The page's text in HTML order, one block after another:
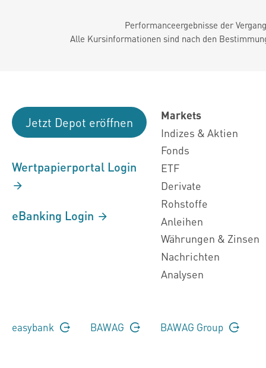
Performanceergebnisse der
Alle Kursinformationen sind nach den
Jetzt Depot eröffnen
Wertpapierportal Login
eBanking Login
Markets
Indizes & Aktien
Fonds
ETF
Derivate
Rohstoffe
Anleihen
Währungen & Zinsen
Nachrichten
Analysen
easybank BAWAG BAWAG Group